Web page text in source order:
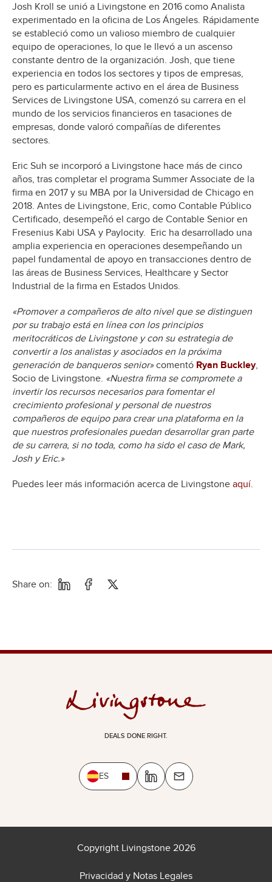
Josh Kroll se unió a Livingstone en 2016 como Analista
experimentado en la oficina de Los Ángeles. Rápidamente
se estableció como un valioso miembro de cualquier
equipo de operaciones, lo que le llevó a un ascenso
constante dentro de la organización. Josh, que tiene
experiencia en todos los sectores y tipos de empresas,
pero es particularmente activo en el área de Business
Services de Livingstone USA, comenzó su carrera en el
mundo de los servicios financieros en tasaciones de
empresas, donde valoró compañías de diferentes
sectores.
Eric Suh se incorporó a Livingstone hace más de cinco
años, tras completar el programa Summer Associate de la
firma en 2017 y su MBA por la Universidad de Chicago en
2018. Antes de Livingstone, Eric, como Contable Público
Certificado, desempeñó el cargo de Contable Senior en
Fresenius Kabi USA y Paylocity. Eric ha desarrollado una
amplia experiencia en operaciones desempeñando un
papel fundamental de apoyo en transacciones dentro de
las áreas de Business Services, Healthcare y Sector
Industrial de la firma en Estados Unidos.
«Promover a compañeros de alto nivel que se distinguen
por su trabajo está en línea con los principios
meritocráticos de Livingstone y con su estrategia de
convertir a los analistas y asociados en la próxima
generación de banqueros senior»comentó Ryan Buckley,
Socio de Livingstone. «Nuestra firma se compromete a
invertir los recursos necesarios para fomentar el
crecimiento profesional y personal de nuestros
compañeros de equipo para crear una plataforma en la
que nuestros profesionales puedan desarrollar gran parte
de su carrera, si no toda, como ha sido el caso de Mark,
Josh y Eric.»
Puedes leer más información acerca de Livingstone aquí.
Share on:
DEALS DONE RIGHT.
ES
Copyright Livingstone 2026
Privacidad y Notas Legales